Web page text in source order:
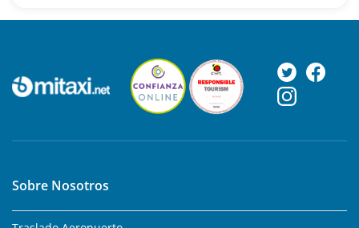
Sobre Nosotros